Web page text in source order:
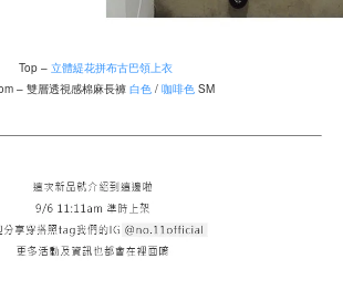
Top – 立體緹花拼布古巴領上衣
– 雙層透視感棉麻長褲 白色 / 咖啡色 SM